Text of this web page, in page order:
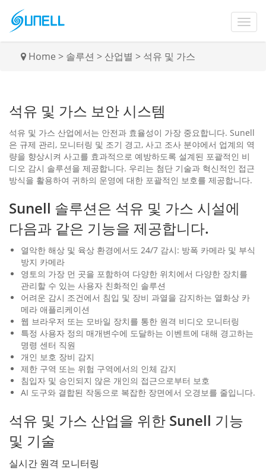
Home > 솔루션 > 산업별 > 석유 및 가스
석유 및 가스 보안 시스템
석유 및 가스 산업에서는 안전과 효율성이 가장 중요합니다. Sunell
은 규제 관리, 모니터링 및 조기 경고, 사고 조사 분야에서 업계의 역
량을 향상시켜 사고를 효과적으로 예방하도록 설계된 포괄적인 비
디오 감시 솔루션을 제공합니다. 우리는 첨단 기술과 혁신적인 접근
방식을 활용하여 귀하의 운영에 대한 포괄적인 보호를 제공합니다.
Sunell 솔루션은 석유 및 가스 시설에
다음과 같은 기능을 제공합니다.
열악한 해상 및 육상 환경에서도 24/7 감시: 방폭 카메라 및 부식
방지 카메라
영토의 가장 먼 곳을 포함하여 다양한 위치에서 다양한 장치를
관리할 수 있는 사용자 친화적인 솔루션
어려운 감시 조건에서 침입 및 장비 과열을 감지하는 열화상 카
메라 애플리케이션
웹 브라우저 또는 모바일 장치를 통한 원격 비디오 모니터링
특정 사용자 정의 매개변수에 도달하는 이벤트에 대해 경고하는
명령 센터 직원
개인 보호 장비 감지
제한 구역 또는 위험 구역에서의 인체 감지
침입자 및 승인되지 않은 개인의 접근으로부터 보호
AI 도구와 결합된 작동으로 복잡한 장면에서 오경보를 줄입니다.
석유 및 가스 산업을 위한 Sunell 기능
및 기술
실시간 원격 모니터링